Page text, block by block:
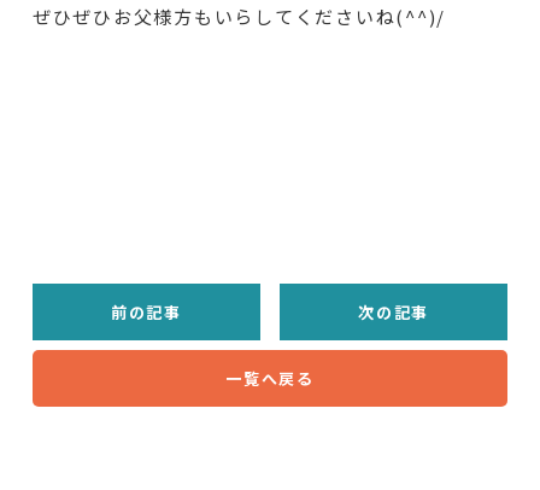
ぜひぜひお父様方もいらしてくださいね(^^)/
前の記事 次の記事
一覧へ戻る